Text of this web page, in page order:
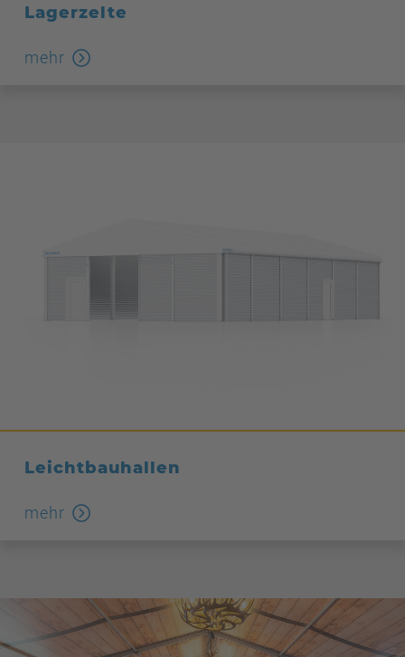
Lagerzelte
mehr
Leichtbauhallen
mehr